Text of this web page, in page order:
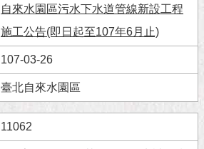
自來水園區污水下水道管線新設工程
施工公告(即日起至107年6月止)
107-03-26
臺北自來水園區
11062